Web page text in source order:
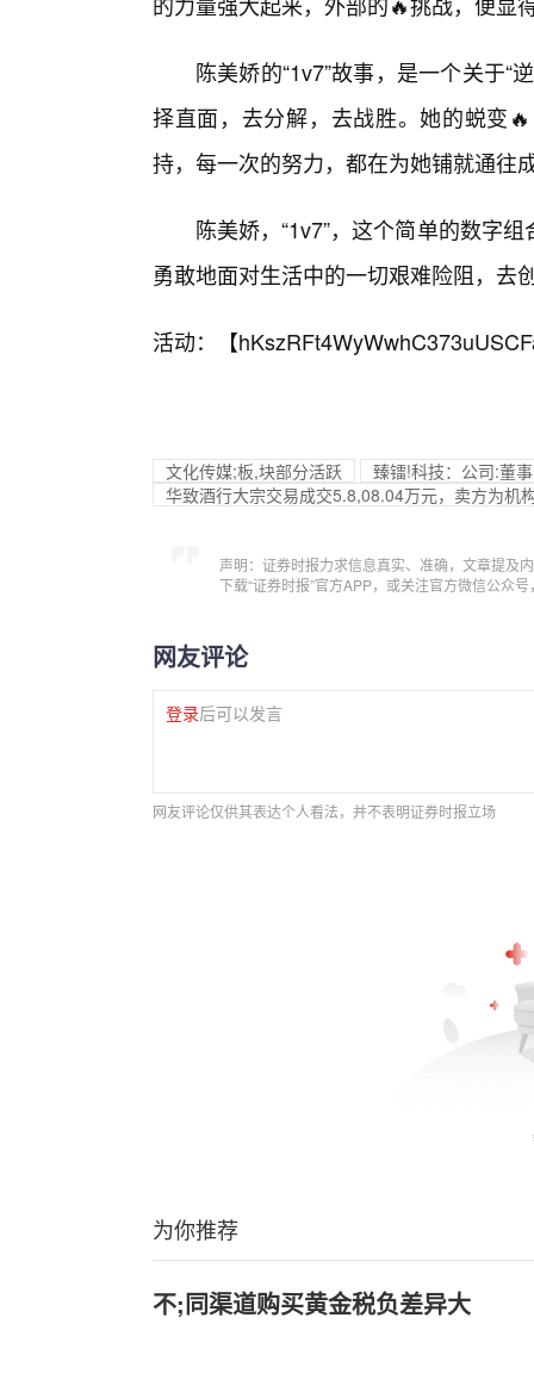
陈美娇的“1v7”故事，是一个关于“
择直面，去分解，去战胜。她的蜕变
持，每一次的努力，都在为她铺就通往
陈美娇，“1v7”，这个简单的数字
勇敢地面对生活中的一切艰难险阻，去
活动：【
文化传媒;板,块部分活跃
臻镭!科技：公司:董
华致酒行大宗交易成交5.8,08.04万元，卖方为机
声明：证券时报力求信息真实、准确，文章提及
下载“证券时报”官方APP，或关注官方微信公众
网友评论
登录后可以发言
网友评论仅供其表达个人看法，并不表明证券时报立场
为你推荐
不;同渠道购买黄金税负差异大